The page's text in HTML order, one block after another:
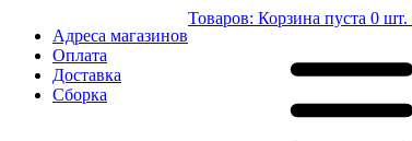
Адреса магазинов
Оплата
Доставка
Сборка
Товаров: Корзина пуста 0 шт.